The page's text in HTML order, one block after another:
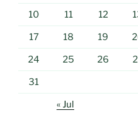
10 11 12
17 18 19
24 25 26
31
« Jul